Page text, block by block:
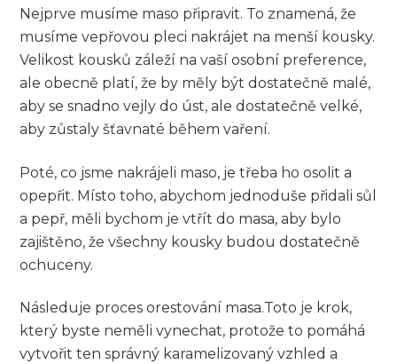
Nejprve musíme⁤ maso připravit. To znamená, že
musíme vepřovou⁢ pleci nakrájet na⁤ menší kousky.
Velikost kousků záleží na vaší⁢ osobní preference,
ale obecně⁢ platí,​ že by měly ⁤být dostatečně malé,
aby⁣ se⁢ snadno vejly do úst, ale dostatečně ⁤velké,​
aby⁢ zůstaly šťavnaté během vaření.
Poté, co jsme nakrájeli maso,​ je⁢ třeba ho osolit a
opepřit. Místo toho, abychom jednoduše přidali⁤ sůl
a pepř, měli bychom ‍je vtřít do masa, aby bylo
zajištěno,‍ že všechny kousky budou dostatečně
ochuceny.
Následuje proces orestování masa.Toto ⁢je krok,
který ⁣byste neměli ⁣vynechat, ⁢protože ⁤to pomáhá
vytvořit ten správný⁣ karamelizovaný vzhled a‌